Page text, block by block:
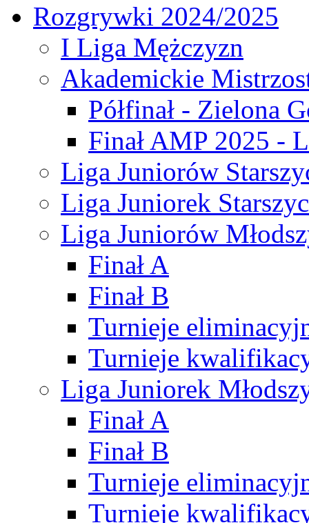
Rozgrywki 2024/2025
I Liga Mężczyzn
Akademickie
Półfinał - Zielona
Finał AMP 2025 -
Liga Juniorów
Liga Juniorek
Liga Juniorów
Finał A
Finał B
Turnieje
Turnieje
Liga Juniorek
Finał A
Finał B
Turnieje
Turnieje